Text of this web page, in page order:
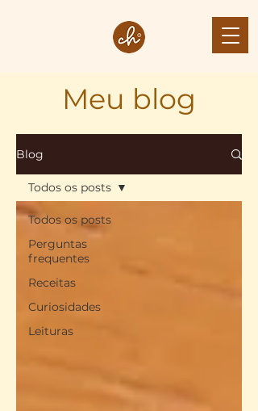
Meu blog
Blog
Todos os posts
Perguntas
frequentes
Receitas
Curiosidades
Leituras
Todos os posts